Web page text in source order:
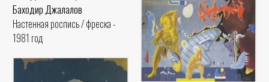
Баходир Джалалов
Настенная роспись / фреска -
1981 год